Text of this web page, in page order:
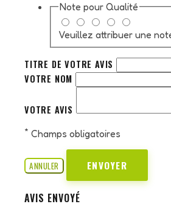
Note pour Qualité
Veuillez attribuer une
TITRE DE VOTRE AVIS
VOTRE NOM
VOTRE AVIS
* Champs obligatoires
ANNULER ENVOYER
AVIS ENVOYÉ